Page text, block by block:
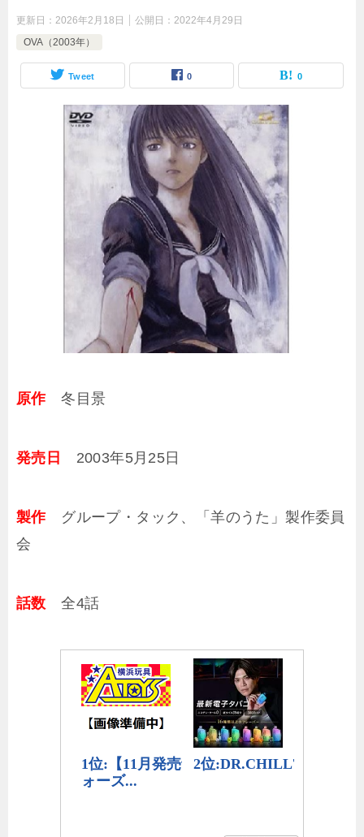
更新日： 2026年2月18日 公開日： 2022年4月29日
OVA（2003年）
Tweet 0 0
原作冬目景
発売日 2003年5月25日
製作グループ・タック、「羊のうた」製作委員
会
話数 全4話